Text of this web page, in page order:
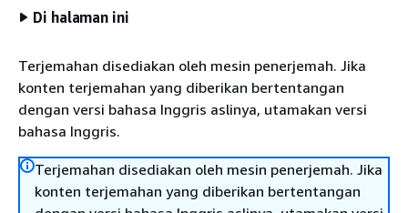
Di halaman ini
Terjemahan disediakan oleh mesin penerjemah. Jika
konten terjemahan yang diberikan bertentangan
dengan versi bahasa Inggris aslinya, utamakan versi
bahasa Inggris.
Terjemahan disediakan oleh mesin penerjemah. Jika
konten terjemahan yang diberikan bertentangan